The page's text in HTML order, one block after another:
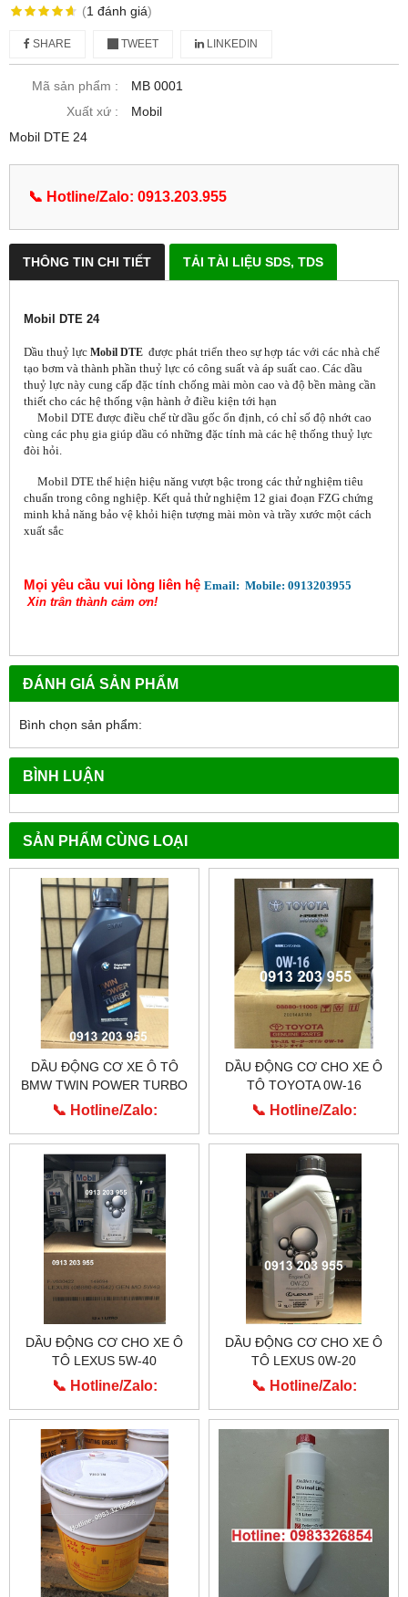
(1 đánh giá)
SHARE TWEET LINKEDIN
Mã sản phẩm :
MB 0001
Xuất xứ :
Mobil
Mobil DTE 24
📞 Hotline/Zalo: 0913.203.955
THÔNG TIN CHI TIẾT TẢI TÀI LIỆU SDS, TDS
Mobil DTE 24
Dầu thuỷ lực Mobil DTE được phát triển theo sự hợp tác với các nhà chế
tạo bơm và thành phần thuỷ lực có công suất và áp suất cao. Các dầu
thuỷ lực này cung cấp đặc tính chống mài mòn cao và độ bền màng cần
thiết cho các hệ thống vận hành ở điều kiện tới hạn
Mobil DTE được điều chế từ dầu gốc ổn định, có chỉ số độ nhớt cao
cùng các phụ gia giúp dầu có những đặc tính mà các hệ thống thuỷ lực
đòi hỏi.
Mobil DTE thể hiện hiệu năng vượt bậc trong các thử nghiệm tiêu
chuẩn trong công nghiệp. Kết quả thử nghiệm 12 giai đoạn FZG chứng
minh khả năng bảo vệ khỏi hiện tượng mài mòn và trầy xước một cách
xuất sắc
Mọi yêu cầu vui lòng liên hệ Email: Mobile: 0913203955
Xin trân thành cảm ơn!
ĐÁNH GIÁ SẢN PHẨM
Bình chọn sản phẩm:
BÌNH LUẬN
SẢN PHẨM CÙNG LOẠI
DẦU ĐỘNG CƠ XE Ô TÔ
BMW TWIN POWER TURBO
0W-30
📞 Hotline/Zalo:
DẦU ĐỘNG CƠ CHO XE Ô
TÔ TOYOTA 0W-16
📞 Hotline/Zalo:
DẦU ĐỘNG CƠ CHO XE Ô
TÔ LEXUS 5W-40
📞 Hotline/Zalo:
DẦU ĐỘNG CƠ CHO XE Ô
TÔ LEXUS 0W-20
📞 Hotline/Zalo: